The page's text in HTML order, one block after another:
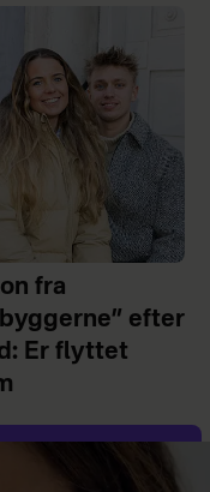
fra
efter
Er flyttet